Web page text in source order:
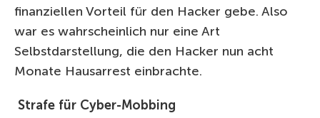
finanziellen Vorteil für den Hacker gebe. Also
war es wahrscheinlich nur eine Art
Selbstdarstellung, die den Hacker nun acht
Monate Hausarrest einbrachte.
Strafe für Cyber-Mobbing